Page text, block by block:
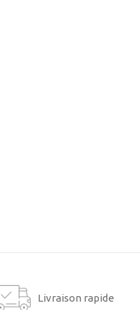
Livraison rapide